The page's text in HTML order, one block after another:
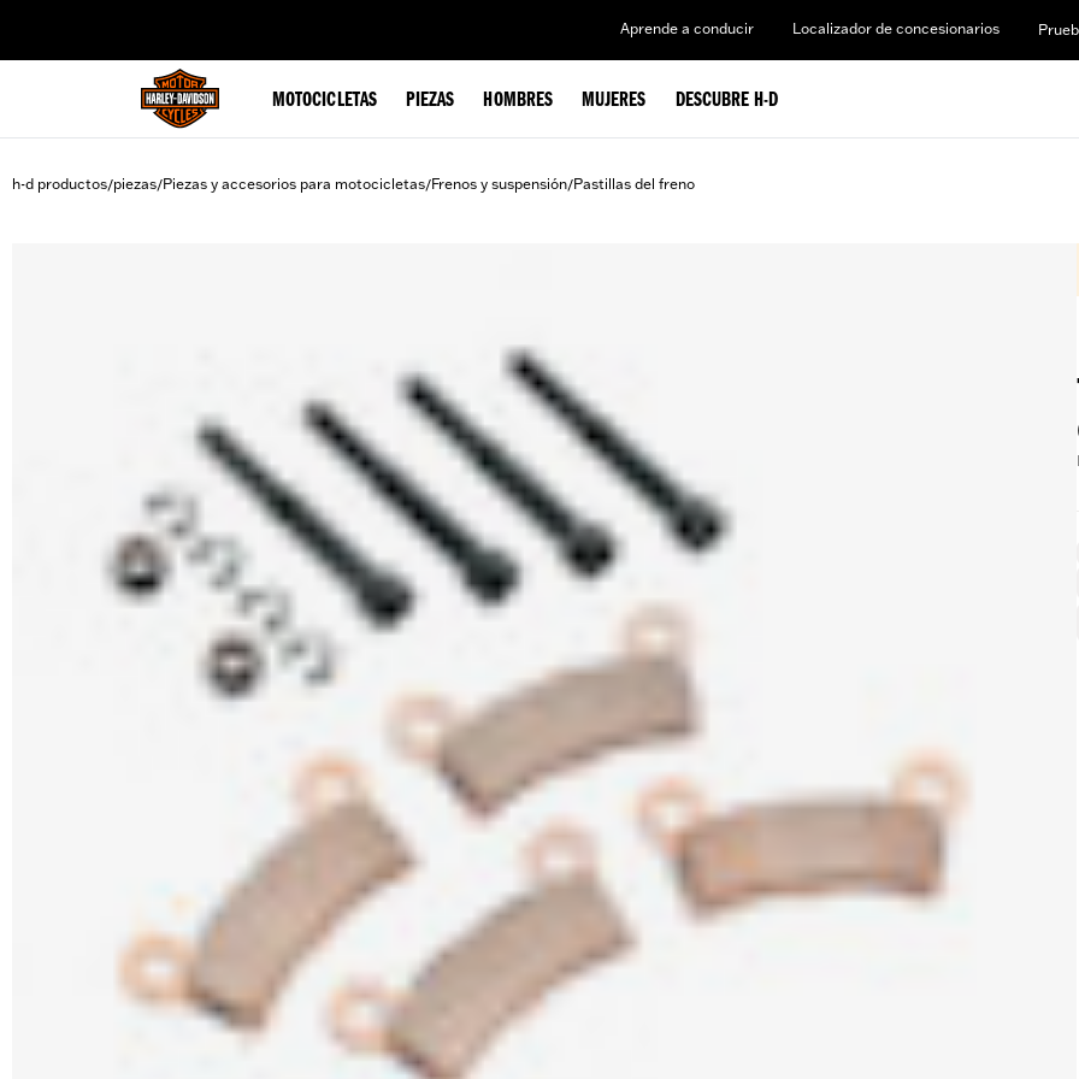
Aprende a conducir Localizador de concesionarios
MOTOCICLETAS PIEZAS HOMBRES MUJERES DESCUBRE H-D
h-d productos/piezas/Piezas y accesorios para motocicletas/Frenos y suspensión/Pastillas del freno